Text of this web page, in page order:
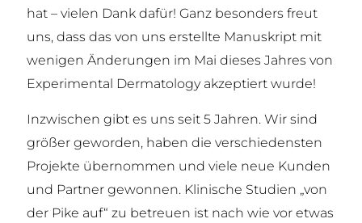
hat – vielen Dank dafür! Ganz besonders freut
uns, dass das von uns erstellte Manuskript mit
wenigen Änderungen im Mai dieses Jahres von
Experimental Dermatology akzeptiert wurde!
Inzwischen gibt es uns seit 5 Jahren. Wir sind
größer geworden, haben die verschiedensten
Projekte übernommen und viele neue Kunden
und Partner gewonnen. Klinische Studien „von
der Pike auf“ zu betreuen ist nach wie vor etwas